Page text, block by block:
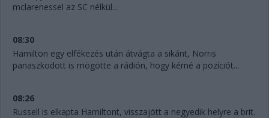
mclarenessel az SC nélkül...
08:30
Hamilton egy elfékezés után átvágta a sikánt, Norris
panaszkodott is mögötte a rádión, hogy kérné a pozíciót...
08:26
Russell is elkapta Hamiltont, visszajött a negyedik helyre a brit.